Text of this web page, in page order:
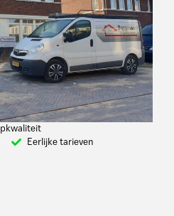
Eerlijke tarieven